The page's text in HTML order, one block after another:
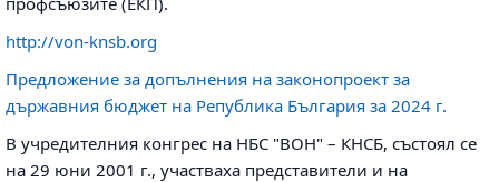
http://von-knsb.org
Предложение за допълнения на законопроект за
държавния бюджет на Република България за 2024 г.
В учредителния конгрес на НБС "ВОН" – КНСБ, състоял се
на 29 юни 2001 г., участваха представители и на